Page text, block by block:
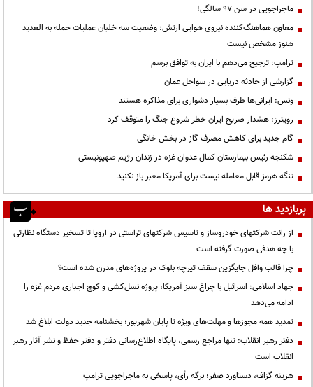
ماجراجویی در سن ۹۷ سالگی!
معاون هماهنگ‌کننده نیروی هوایی ارتش: وضعیت سه خلبان عملیات حمله به العدید
هنوز مشخص نیست
ترامپ: ترجیح می‌دهم با ایران به توافق برسم
گزارشی از حادثه دریایی در سواحل عمان
ونس: ایرانی‌ها طرف بسیار دشواری برای مذاکره هستند
رویترز: هشدار صریح ایران خطر شروع جنگ را متوقف کرد
گام جدید برای کاهش مصرف گاز در بخش خانگی
شکنجه رئیس بیمارستان کمال عدوان غزه در زندان رژیم صهیونیستی
تنگه هرمز قابل معامله نیست برای آمریکا معبر باز نکنید
پربازدید ها
از رانت‌ شرکتهای خودروساز و تاسیس شرکتهای تراستی در اروپا تا تسخیر دستگاه نظارتی
با چه هدفی صورت گرفته است
چرا قالب وافل جایگزین سقف تیرچه بلوک در پروژه‌های مدرن شده است؟
جهاد اسلامی: اسرائیل با چراغ سبز آمریکا، پروژه نسل‌کشی و کوچ اجباری مردم غزه را
ادامه می‌دهد
تمدید همه مجوزها و مهلت‌های ویژه تا پایان شهریور؛ بخشنامه جدید دولت ابلاغ شد
دفتر رهبر انقلاب: تنها مراجع رسمی، پایگاه اطلاع‌رسانی دفتر و دفتر حفظ و نشر آثار رهبر
انقلاب است
هزینه گزاف، دستاورد صفر؛ برگه رأی، پاسخی به ماجراجویی ترامپ